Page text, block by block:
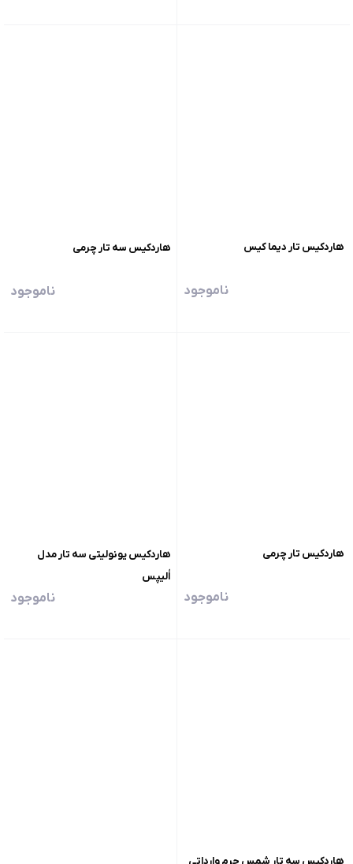
هاردکیس تار دیما کیس
ناموجود
هاردکیس سه تار چرمی
ناموجود
هاردکیس تار چرمی
ناموجود
هاردکیس یونولیتی سه تار مدل
اُلیپس
ناموجود
هاردکیس سه تار شمس چرم وارداتی